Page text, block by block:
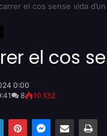
el cos sense vida
el cos
0:00
8 10.132
LinkedInPinterestMessenger
Compartir por email